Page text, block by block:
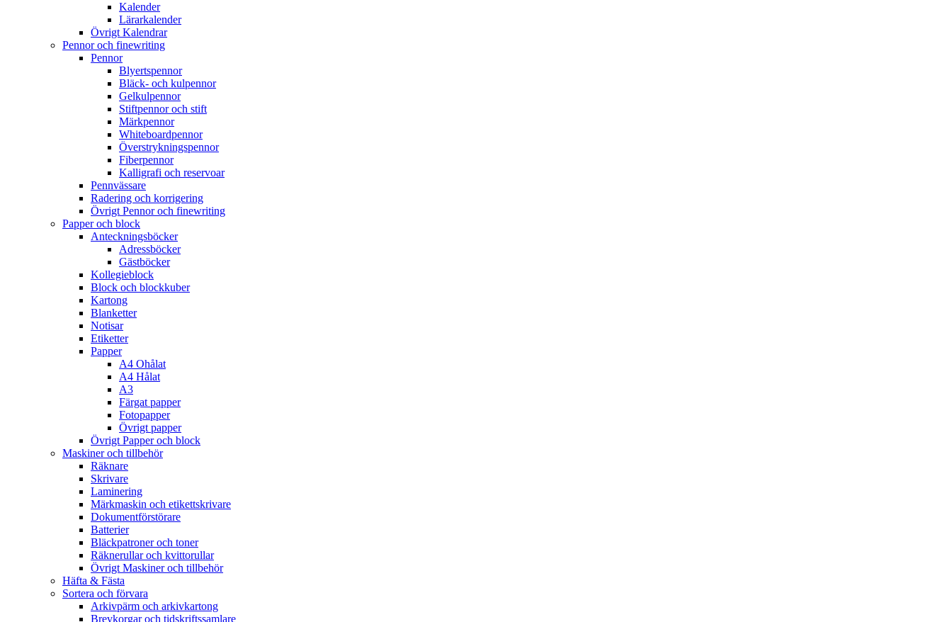
Kalender
Lärarkalender
Övrigt Kalendrar
Pennor och finewriting
Pennor
Blyertspennor
Bläck- och kulpennor
Gelkulpennor
Stiftpennor och stift
Märkpennor
Whiteboardpennor
Överstrykningspennor
Fiberpennor
Kalligrafi och reservoar
Pennvässare
Radering och korrigering
Övrigt Pennor och finewriting
Papper och block
Anteckningsböcker
Adressböcker
Gästböcker
Kollegieblock
Block och blockkuber
Kartong
Blanketter
Notisar
Etiketter
Papper
A4 Ohålat
A4 Hålat
A3
Färgat papper
Fotopapper
Övrigt papper
Övrigt Papper och block
Maskiner och tillbehör
Räknare
Skrivare
Laminering
Märkmaskin och etikettskrivare
Dokumentförstörare
Batterier
Bläckpatroner och toner
Räknerullar och kvittorullar
Övrigt Maskiner och tillbehör
Häfta & Fästa
Sortera och förvara
Arkivpärm och arkivkartong
Brevkorgar och tidskriftssamlare